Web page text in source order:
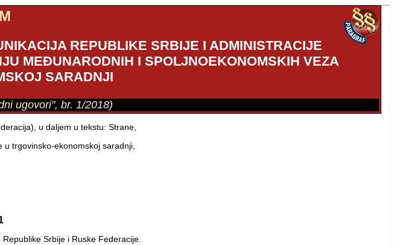
REPUBLIKE SRBIJE I ADMINISTRACIJE
MEĐUNARODNIH I SPOLJNOEKONOMSKIH VEZA
SARADNJI
ugovori", br. 1/2018)
u daljem u tekstu: Strane,
trgovinsko-ekonomskoj saradnji,
Srbije i Ruske Federacije.